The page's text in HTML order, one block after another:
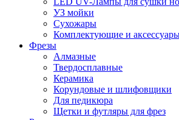
УЗ мойки
Сухожары
Комплектующие и
Фрезы
Алмазные
Твердосплавные
Керамика
Корундовые и шлифовщики
Для педикюра
Щетки и футляры для фрез